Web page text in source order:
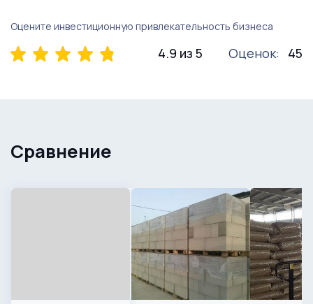
Оцените инвестиционную привлекательность бизнеса
4.9 из 5 Оценок: 45
Сравнение